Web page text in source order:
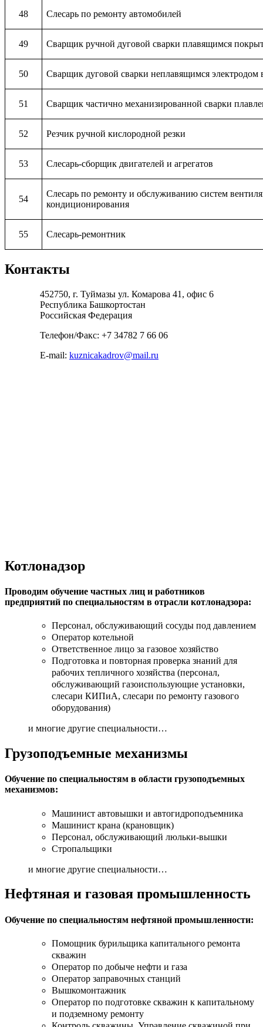
48 Слесарь по ремонту автомобилей
49 Сварщик ручной дуговой сварки плавящимся
50 Сварщик дуговой сварки неплавящимся электродом
51 Сварщик частично механизированной сварки
52 Резчик ручной кислородной резки
53 Слесарь-сборщик двигателей и агрегатов
54
Слесарь по ремонту и обслуживанию систем
кондиционирования
55 Слесарь-ремонтник
Контакты
452750, г. Туймазы ул. Комарова 41, офис 6
Республика Башкортостан
Российская Федерация
Телефон/Факс: +7 34782 7 66 06
E-mail: kuznicakadrov@mail.ru
Котлонадзор
Проводим обучение частных лиц и работников
предприятий по специальностям в отрасли котлонадзора:
Персонал, обслуживающий сосуды под давлением
Оператор котельной
Ответственное лицо за газовое хозяйство
Подготовка и повторная проверка знаний для
рабочих тепличного хозяйства (персонал,
обслуживающий газоиспользующие установки,
слесари КИПиА, слесари по ремонту газового
оборудования)
и многие другие специальности…
Грузоподъемные механизмы
Обучение по специальностям в области грузоподъемных
механизмов:
Машинист автовышки и автогидроподъемника
Машинист крана (крановщик)
Персонал, обслуживающий люльки-вышки
Стропальщики
и многие другие специальности…
Нефтяная и газовая промышленность
Обучение по специальностям нефтяной промышленности:
Помощник бурильщика капитального ремонта
скважин
Оператор по добыче нефти и газа
Оператор заправочных станций
Вышкомонтажник
Оператор по подготовке скважин к капитальному
и подземному ремонту